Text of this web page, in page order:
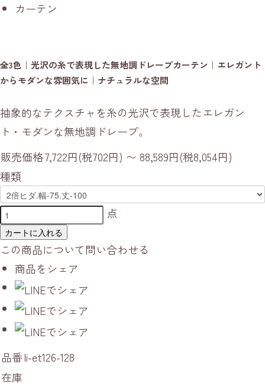
カーテン
全3色｜光沢の糸で表現した無地調ドレープカーテン｜エレガント
からモダンな雰囲気に｜ナチュラルな空間
抽象的なテクスチャを糸の光沢で表現したエレガン
ト・モダンな無地調ドレープ。
販売価格7,722円(税702円) 〜 88,589円(税8,054円)
種類
点
カートに入れる
この商品について問い合わせる
商品をシェア
品番li-et126-128
在庫